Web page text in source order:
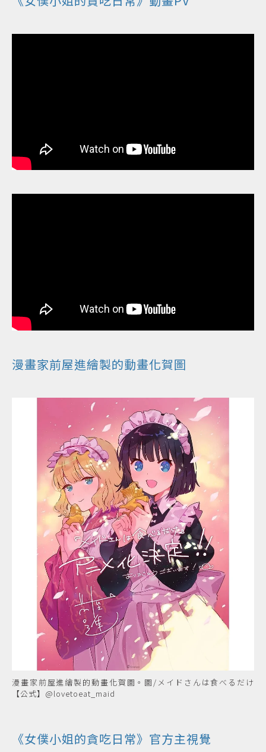
漫畫家前屋進繪製的動畫化賀圖
漫畫家前屋進繪製的動畫化賀圖。圖/メイドさんは食べるだけ
【公式】@lovetoeat_maid
《女僕小姐的貪吃日常》官方主視覺